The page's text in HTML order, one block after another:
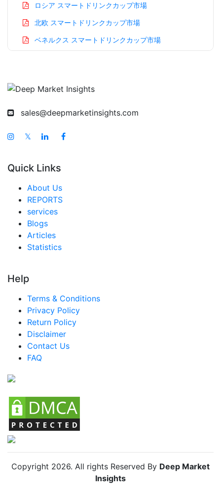
ロシア スマートドリンクカップ市場
北欧 スマートドリンクカップ市場
ベネルクス スマートドリンクカップ市場
インド スマートドリンクカップ市場
日本 スマートドリンクカップ市場
東南アジア スマートドリンクカップ市場
中東・アフリカ スマートドリンクカップ市場
アラブ首長国連邦 スマートドリンクカップ市場
サウジアラビア スマートドリンクカップ市場
ナイジェリア スマートドリンクカップ市場
トルコ スマートドリンクカップ市場
中南米 スマートドリンクカップ市場
ブラジル スマートドリンクカップ市場
コロンビア スマートドリンクカップ市場
チリ スマートドリンクカップ市場
sales@deepmarketinsights.com
𝕏
Quick Links
About Us
REPORTS
services
Blogs
Articles
Statistics
Help
Terms & Conditions
Privacy Policy
Return Policy
Disclaimer
Contact Us
FAQ
Copyright 2026. All rights Reserved By Deep Market
Insights